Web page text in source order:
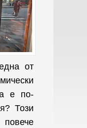
от
е по-
Този